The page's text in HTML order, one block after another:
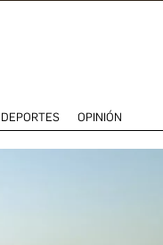
DEPORTES OPINIÓN